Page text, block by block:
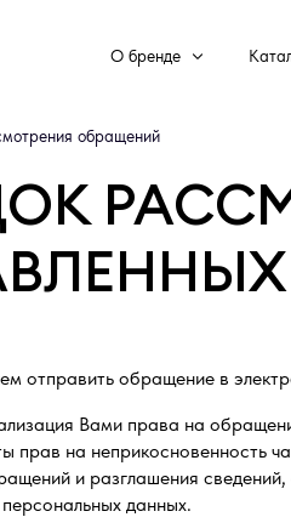
О бренде
обращений
отправить обращение в
Вами права на
прав на неприкосновенность
и разглашения
данных.